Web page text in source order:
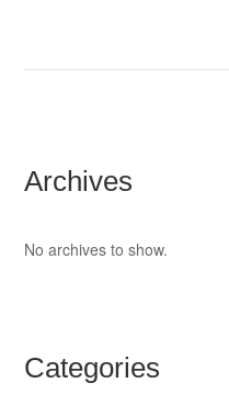
Archives
No archives to show.
Categories